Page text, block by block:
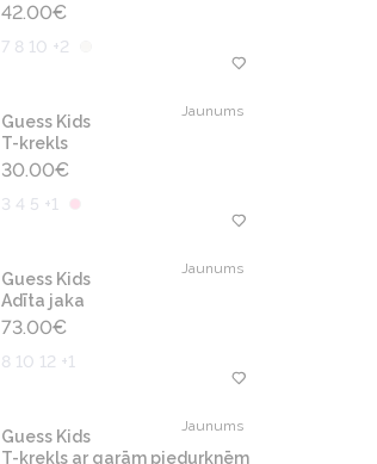
42.00€
7 8 10 +2
Jaunums
Guess Kids
T-krekls
30.00€
3 4 5 +1
Jaunums
Guess Kids
Adīta jaka
73.00€
8 10 12 +1
Jaunums
Guess Kids
T-krekls ar garām piedurknēm